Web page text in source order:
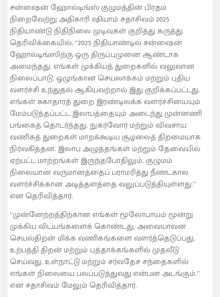
சன்ஷைன் ஹோல்டிங்ஸ் குழுமத்தின் பிரதம
நிறைவேற்று அதிகாரி ஷியாம் சதாசிவம் 2025
நிதியாண்டு நிதிநிலை முடிவுகள் குறித்து கருத்து
தெரிவிக்கையில், “2025 நிதியாண்டில் சன்ஷைன்
ஹோல்டிங்ஸிற்கு ஒரு திருப்புமுனை ஆண்டாக
அமைந்தது. எங்கள் முக்கியத் துறைகளில் வலுவான
நிலைப்பாடு, ஒழுங்கான செயலாக்கம் மற்றும் புதிய
வளர்ச்சி உந்துதல் ஆகியவற்றால் இது குறிக்கப்பட்டது.
எங்கள் சுகாதாரத் துறை இரண்டிலக்க வளர்ச்சியையும்
மேம்படுத்தப்பட்ட இலாபத்தையும் அடைந்து முன்னணி
பங்கைத் தொடர்ந்தது. நுகர்வோர் மற்றும் விவசாய
வணிகத் துறைகள் மாறக்கூடிய சூழலைத் திறமையாக
நிர்வகித்தன. இலாப அழுத்தங்கள் மற்றும் தேவையில்
ஏற்பட்ட மாற்றங்கள் இருந்தபோதிலும், குழுமம்
நிலையான வருமானத்தைப் பராமரித்து நீண்டகால
வளர்ச்சிக்கான அடித்தளத்தை வலுப்படுத்தியுள்ளது.”
என தெரிவித்தார்.
“முன்னேற்றத்திற்கான எங்கள் மூலோபாயம் மூன்று
முக்கிய விடயங்களைக் கொண்டது, அவையாவன
செயல்திறன் மிக்க வணிகங்களை வளர்த்தெடுப்பது,
உற்பத்தி திறன் மற்றும் புத்தாக்கங்களில் முதலீடு
செய்வது, உள்நாட்டு மற்றும் சர்வதேச சந்தைகளில்
எங்கள் நிலையை பலப்படுத்துவது என்பன அடங்கும்.”
என சதாசிவம் மேலும் தெரிவித்தார்.